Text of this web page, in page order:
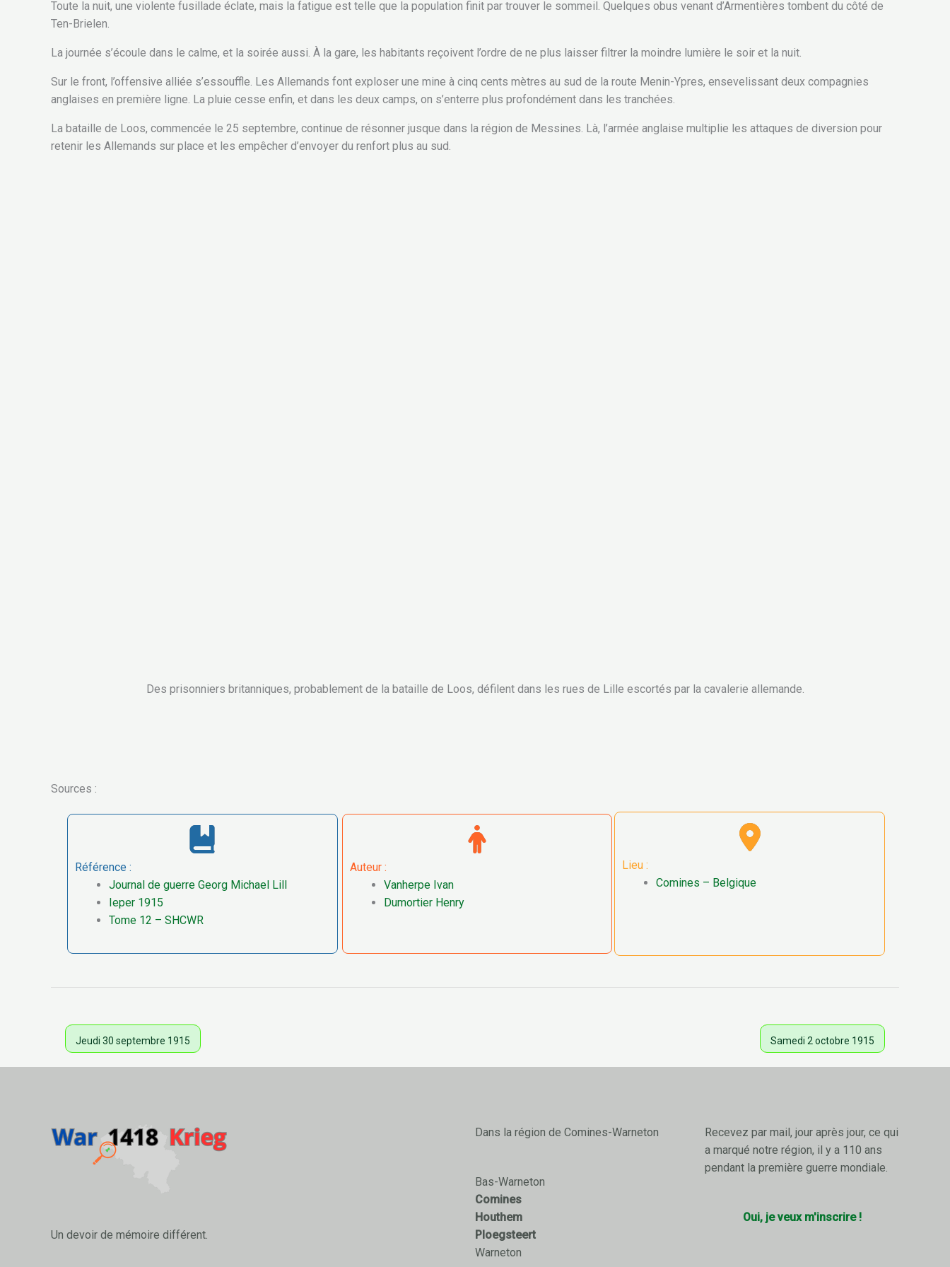
Toute la nuit, une violente fusillade éclate, mais la fatigue est telle que la population finit par trouver le sommeil. Quelques obus venant d’Armentières tombent du côté de
Ten-Brielen.
La journée s’écoule dans le calme, et la soirée aussi. À la gare, les habitants reçoivent l’ordre de ne plus laisser filtrer la moindre lumière le soir et la nuit.
Sur le front, l’offensive alliée s’essouffle. Les Allemands font exploser une mine à cinq cents mètres au sud de la route Menin-Ypres, ensevelissant deux compagnies
anglaises en première ligne. La pluie cesse enfin, et dans les deux camps, on s’enterre plus profondément dans les tranchées.
La bataille de Loos, commencée le 25 septembre, continue de résonner jusque dans la région de Messines. Là, l’armée anglaise multiplie les attaques de diversion pour
retenir les Allemands sur place et les empêcher d’envoyer du renfort plus au sud.
Des prisonniers britanniques, probablement de la bataille de Loos, défilent dans les rues de Lille escortés par la cavalerie allemande.
Sources :
Référence :
Journal de guerre Georg Michael Lill
Ieper 1915
Tome 12 – SHCWR
Auteur :
Vanherpe Ivan
Dumortier Henry
Lieu :
Comines – Belgique
Jeudi 30 septembre 1915 Samedi 2 octobre 1915
Un devoir de mémoire différent.
Dans la région de Comines-Warneton
Bas-Warneton
Comines
Houthem
Ploegsteert
Warneton
Recevez par mail, jour après jour, ce qui
a marqué notre région, il y a 110 ans
pendant la première guerre mondiale.
Oui, je veux m'inscrire !